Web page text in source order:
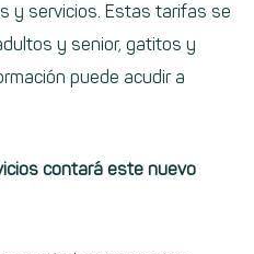
y servicios. Estas tarifas se
y senior, gatitos y
puede acudir a
contará este nuevo